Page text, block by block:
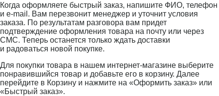
Когда оформляете быстрый заказ, напишите ФИО, телефон
и e-mail. Вам перезвонит менеджер и уточнит условия
заказа. По результатам разговора вам придет
подтверждение оформления товара на почту или через
СМС. Теперь останется только ждать доставки
и радоваться новой покупке.
Для покупки товара в нашем интернет-магазине выберите
понравившийся товар и добавьте его в корзину. Далее
перейдите в Корзину и нажмите на «Оформить заказ» или
«Быстрый заказ».